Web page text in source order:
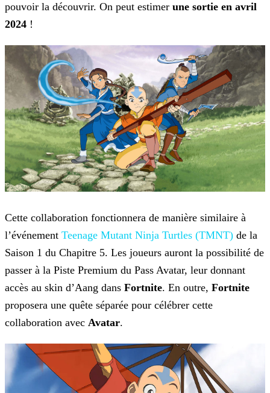
pouvoir la découvrir. On peut estimer une sortie en avril
2024 !
Cette collaboration fonctionnera de manière similaire à
l’événement Teenage Mutant Ninja Turtles (TMNT) de la
Saison 1 du Chapitre 5. Les joueurs auront la possibilité de
passer à la Piste Premium du Pass Avatar, leur donnant
accès au skin d’Aang dans Fortnite. En outre, Fortnite
proposera une quête séparée pour célébrer cette
collaboration avec Avatar.